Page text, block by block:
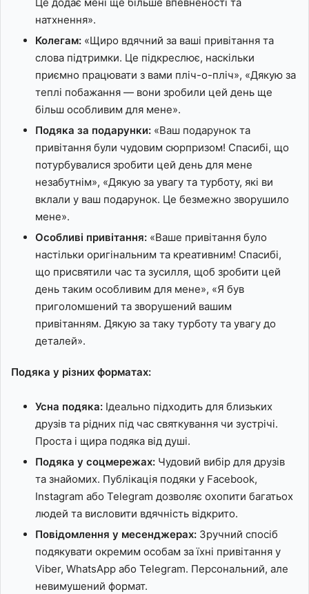
Це додає мені ще більше впевненості та
натхнення».
Колегам: «Щиро вдячний за ваші привітання та
слова підтримки. Це підкреслює, наскільки
приємно працювати з вами пліч-о-пліч», «Дякую за
теплі побажання — вони зробили цей день ще
більш особливим для мене».
Подяка за подарунки: «Ваш подарунок та
привітання були чудовим сюрпризом! Спасибі, що
потурбувалися зробити цей день для мене
незабутнім», «Дякую за увагу та турботу, які ви
вклали у ваш подарунок. Це безмежно зворушило
мене».
Особливі привітання: «Ваше привітання було
настільки оригінальним та креативним! Спасибі,
що присвятили час та зусилля, щоб зробити цей
день таким особливим для мене», «Я був
приголомшений та зворушений вашим
привітанням. Дякую за таку турботу та увагу до
деталей».
Подяка у різних форматах:
Усна подяка: Ідеально підходить для близьких
друзів та рідних під час святкування чи зустрічі.
Проста і щира подяка від душі.
Подяка у соцмережах: Чудовий вибір для друзів
та знайомих. Публікація подяки у Facebook,
Instagram або Telegram дозволяє охопити багатьох
людей та висловити вдячність відкрито.
Повідомлення у месенджерах: Зручний спосіб
подякувати окремим особам за їхні привітання у
Viber, WhatsApp або Telegram. Персональний, але
невимушений формат.